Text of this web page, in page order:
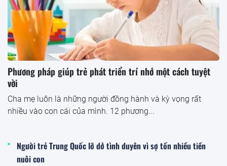
Phương pháp giúp trẻ phát triển trí nhớ một cách tuyệt
vời
Cha mẹ luôn là những người đồng hành và kỳ vọng rất
nhiều vào con cái của mình. 12 phương...
Người trẻ Trung Quốc lỡ dở tình duyên vì sợ tốn nhiều tiền
nuôi con